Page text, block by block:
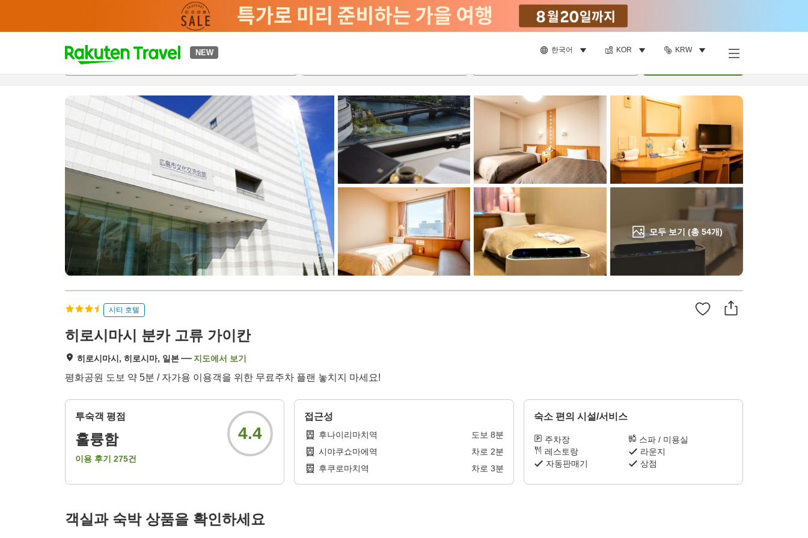
NEW 한국어 KOR KRW
t
p
a
e
s
e
a
c
h
모두 보기 (총 54개)
개요객실 & 숙박 상품이용 후기 편의 시설/서비스
시티 호텔
히로시마시 분카 고류 가이칸
히로시마시, 히로시마, 일본 지도에서 보기
평화공원 도보 약 5분 / 자가용 이용객을 위한 무료주차 플랜 놓치지 마세요!
투숙객 평점
훌륭함
이용 후기 275건
4.4
접근성
후나이리마치역 도보 8분
시야쿠쇼마에역
차로 2분
후쿠로마치역
차로 3분
숙소 편의 시설/서비스
주차장
스파 / 미용실
레스토랑
라운지
자동판매기
상점
객실과 숙박 상품을 확인하세요